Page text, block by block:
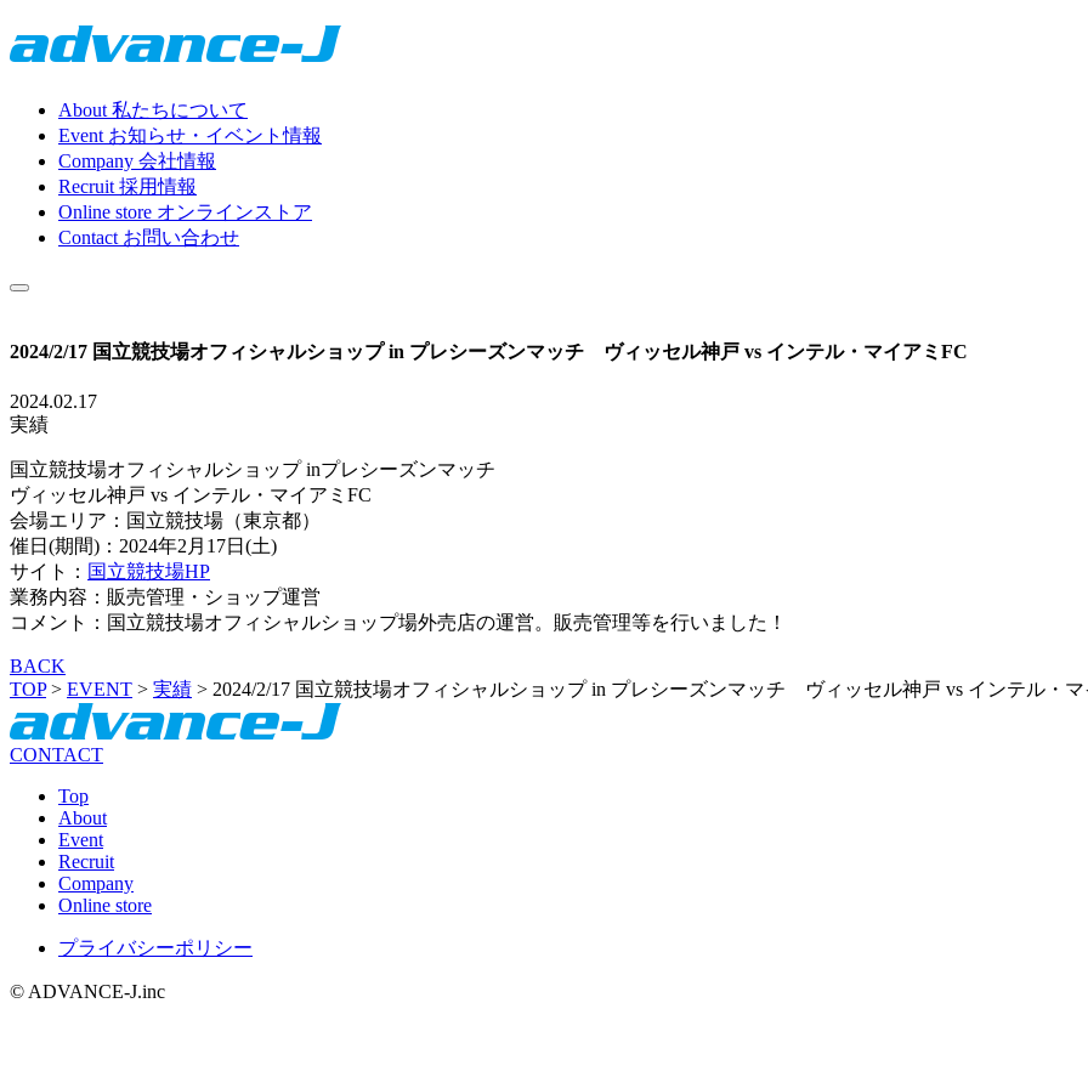
About 私たちについて
Event お知らせ・イベント情報
Company 会社情報
Recruit 採用情報
Online store オンラインストア
Contact お問い合わせ
2024/2/17 国立競技場オフィシャルショップ in プレシーズンマッチ ヴィッセル神戸 vs インテル・マイアミFC
2024.02.17
実績
国立競技場オフィシャルショップ inプレシーズンマッチ
ヴィッセル神戸 vs インテル・マイアミFC
会場エリア：国立競技場（東京都）
催日(期間)：2024年2月17日(土)
サイト： 国立競技場HP
業務内容：販売管理・ショップ運営
コメント：国立競技場オフィシャルショップ場外売店の運営。販売管理等を行いました！
BACK
TOP> EVENT > 実績 > 2024/2/17 国立競技場オフィシャルショップ in プレシーズンマッチ ヴィッセル神戸 vs インテル・マ
CONTACT
Top
About
Event
Recruit
Company
Online store
プライバシーポリシー
© ADVANCE-J.inc